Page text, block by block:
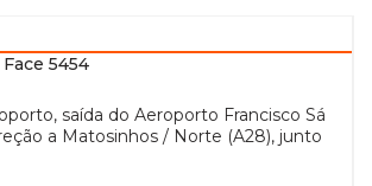
Face 5454
saída do Aeroporto Francisco Sá
a Matosinhos / Norte (A28), junto